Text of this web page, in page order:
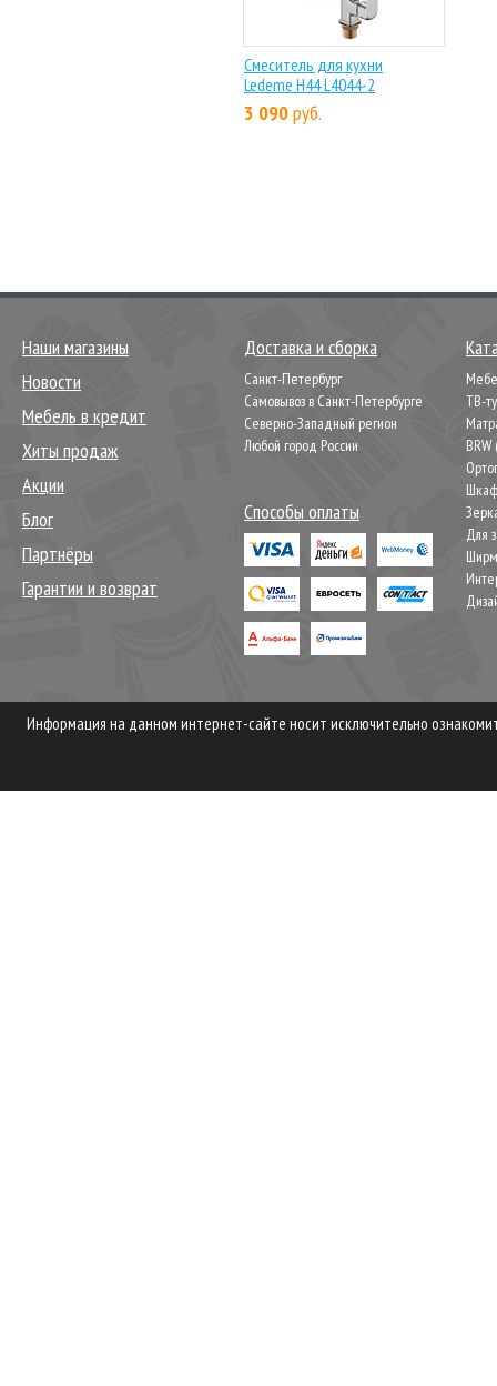
Смеситель для кухни
Ledeme H44 L4044-2
3 090руб.
Наши магазины
Новости
Мебель в кредит
Хиты продаж
Акции
Блог
Партнёры
Гарантии и возврат
Доставка и сборка
Санкт-Петербург
Самовывоз в Санкт-Петербурге
Северно-Западный регион
Любой город России
Способы оплаты
ТВ-
Для
Информация на данном интернет-сайте носит исключительно